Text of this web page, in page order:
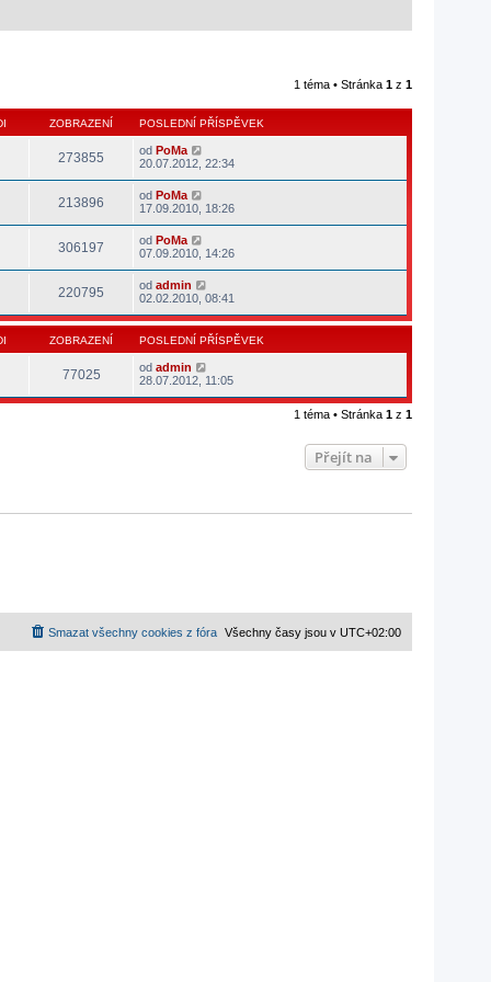
1 téma • Stránka 1 z 1
ZOBRAZENÍ POSLEDNÍ PŘÍSPĚVEK
273855 od PoMa
20.07.2012, 22:34
213896 od PoMa
17.09.2010, 18:26
306197 od PoMa
07.09.2010, 14:26
220795 od admin
02.02.2010, 08:41
ZOBRAZENÍ POSLEDNÍ PŘÍSPĚVEK
77025 od admin
28.07.2012, 11:05
1 téma • Stránka 1 z 1
Přejít na
Všechny časy jsou v UTC+02:00
Smazat všechny cookies z fóra